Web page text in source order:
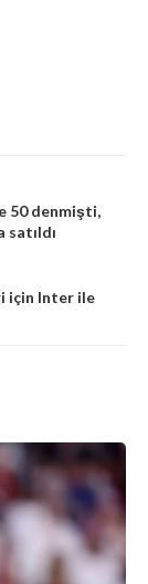
50 denmişti,
satıldı
için Inter ile